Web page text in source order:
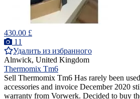
430.00 £
11
Удалить из избранного
Alnwick, United Kingdom
Thermomix Tm6
Sell Thermomix Tm6 Has rarely been
accessories and invoice December 2020
warranty from Vorwerk. Decided to buy